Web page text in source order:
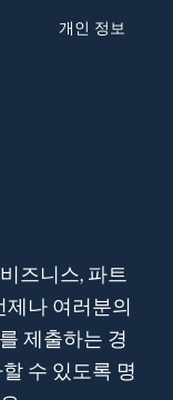
개인 정보
즈니스, 파트
제나 여러분의
제출하는 경
수 있도록 명